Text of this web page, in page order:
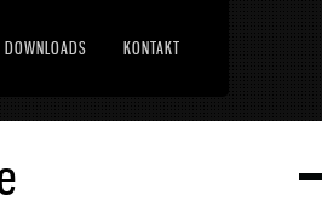
DOWNLOADS KONTAKT